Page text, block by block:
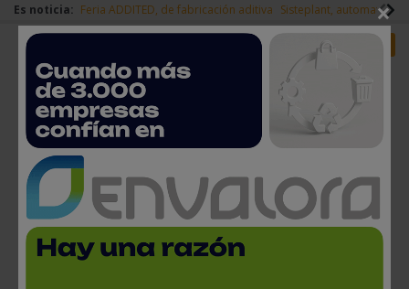
Es noticia: Feria ADDITED, de fabricación aditiva Sisteplant,
Redes Sociales Login empresas
Rittal aporta soluciones para el
nuevo Data Center de la
×